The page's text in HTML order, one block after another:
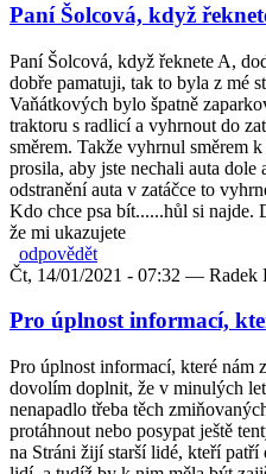
Paní Šolcová, když
Paní Šolcová, když řeknete A,
dobře pamatuji, tak to byla z mé
Vaňátkových bylo špatně
traktoru s radlicí a vyhrnout do
směrem. Takže vyhrnul směrem
prosila, aby jste nechali auta
odstranění auta v zatáčce to
Kdo chce psa bít......hůl si najde.
že mi ukazujete
odpovědět
Čt, 14/01/2021 - 07:32 — Radek
Pro úplnost informací,
Pro úplnost informací, které nám
dovolím doplnit, že v minulých
nenapadlo třeba těch
protáhnout nebo posypat ještě
na Stráni žijí starší lidé, kteří